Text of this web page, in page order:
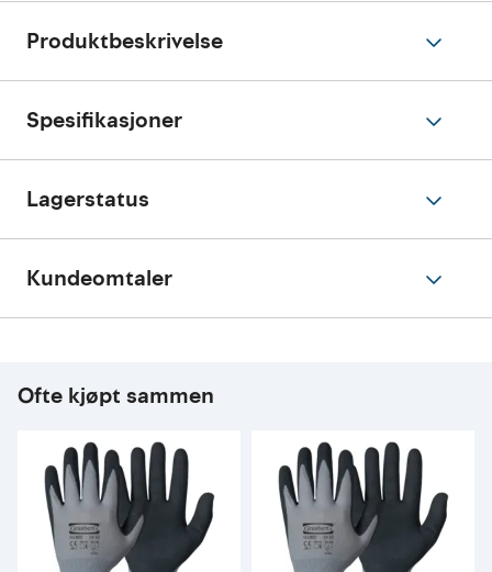
Produktbeskrivelse
Spesifikasjoner
Lagerstatus
Kundeomtaler
Ofte kjøpt sammen